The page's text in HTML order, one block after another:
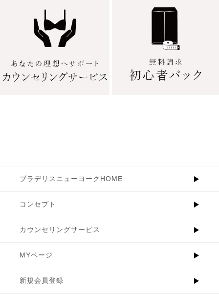
ブラデリスニューヨークHOME
コンセプト
カウンセリングサービス
MYページ
新規会員登録